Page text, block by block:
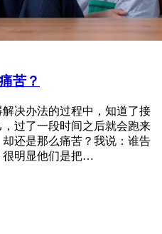
苦？
决办法的过程中，知道了接
过了一段时间之后就会跑来
还是那么痛苦？我说：谁告
很明显他们是把…